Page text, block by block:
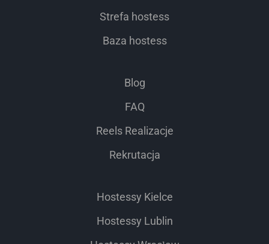
Strefa hostess
Baza hostess
Blog
FAQ
Reels Realizacje
Rekrutacja
Hostessy Kielce
Hostessy Lublin